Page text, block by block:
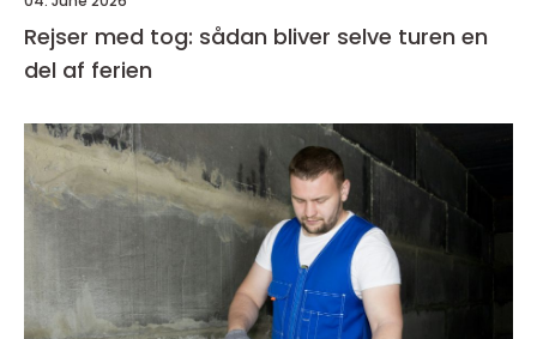
Rejser med tog: sådan bliver selve turen en
del af ferien